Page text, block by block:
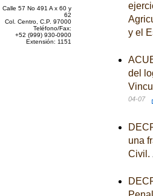
Calle 57 No 491 A x 60 y
62
Col. Centro, C.P. 97000
Teléfono/Fax:
+52 (999) 930-0900
Extensión: 1151
y el
del
04-07
una
Civil.